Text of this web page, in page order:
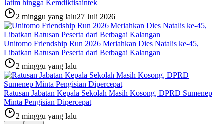
Jatim hingga Kemdiktisaintek
2 minggu yang lalu27 Juli 2026
Unitomo Friendship Run 2026 Meriahkan Dies Natalis ke-45,
Libatkan Ratusan Peserta dari Berbagai Kalangan
2 minggu yang lalu
Ratusan Jabatan Kepala Sekolah Masih Kosong, DPRD Sumenep
Minta Pengisian Dipercepat
2 minggu yang lalu